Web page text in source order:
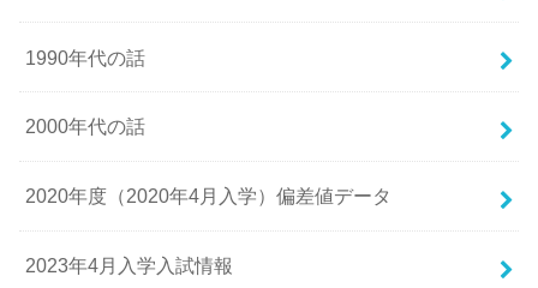
1990年代の話
2000年代の話
2020年度（2020年4月入学）偏差値データ
2023年4月入学入試情報